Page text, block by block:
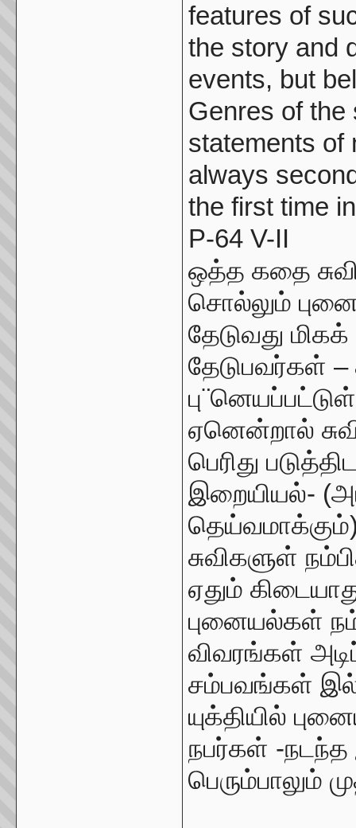
features of
the story and
events, but
Genres of the
statements of
always
the first time
P-64 V-II
ஒத்த கதை
சொல்லும்
தேடுவது
தேடுபவர்கள்
ஏனென்றால்
பெரிது
இறையியல்-
சுவிகளுள்
ஏதும்
புனையல்கள்
விவரங்கள்
சம்பவங்கள்
யுக்தியில்
நபர்கள் -
பெரும்பாலும்